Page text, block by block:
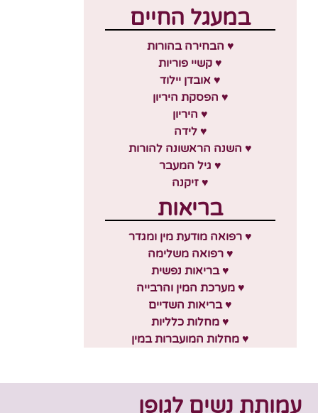
במעגל החיים
♥ הבחירה בהורות
♥ קשיי פוריות
♥ אובדן יילוד
♥ הפסקת היריון
♥ היריון
♥ לידה
♥ השנה הראשונה להורות
♥ גיל המעבר
♥ זיקנה
בריאות
♥ רפואה מודעת מין ומגדר
♥ רפואה משלימה
♥ בריאות נפשית
♥ מערכת המין והרבייה
♥ בריאות השדיים
♥ מחלות כלליות
♥ מחלות המועברות במין
עמותת נשים לגופן